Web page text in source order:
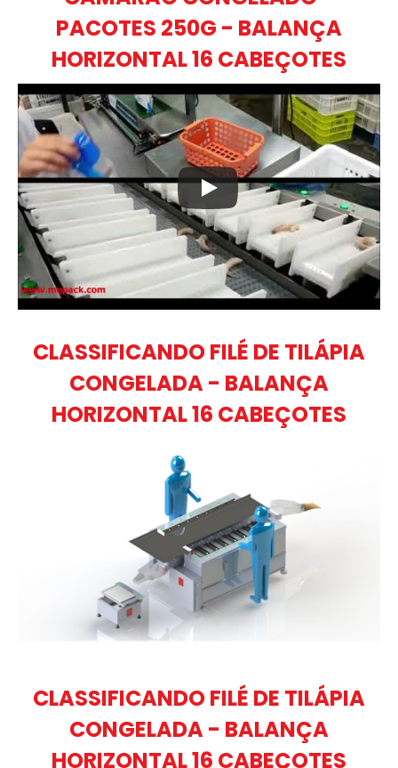
PACOTES 250G - BALANÇA
HORIZONTAL 16 CABEÇOTES
CLASSIFICANDO FILÉ DE TILÁPIA
CONGELADA - BALANÇA
HORIZONTAL 16 CABEÇOTES
CLASSIFICANDO FILÉ DE TILÁPIA
CONGELADA - BALANÇA
HORIZONTAL 16 CABEÇOTES